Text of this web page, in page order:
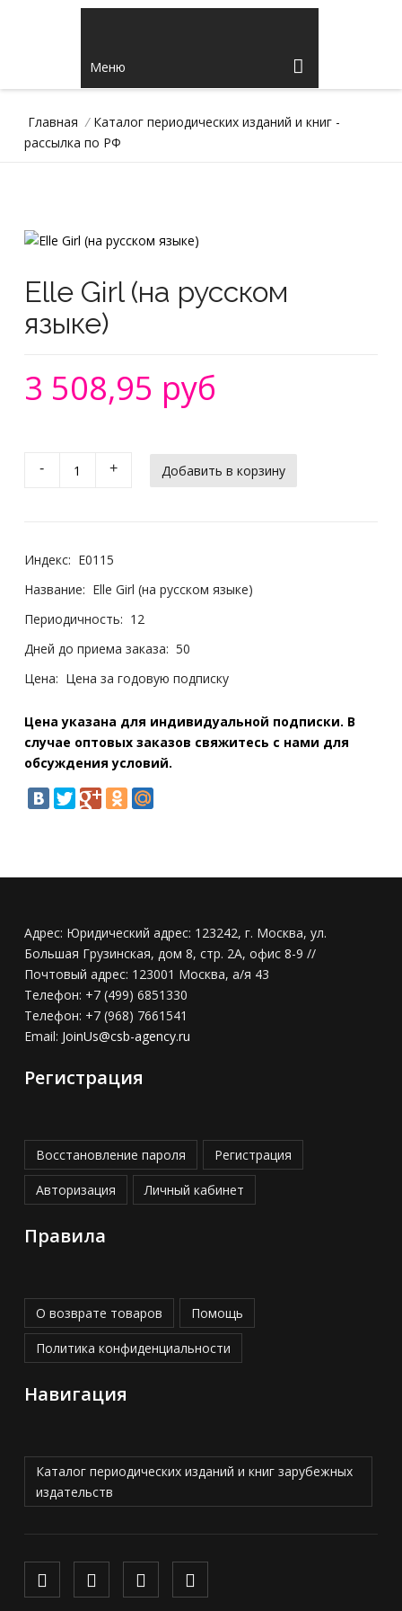
Меню
Главная / Каталог периодических изданий и книг -
рассылка по РФ
Elle Girl (на русском
языке)
3 508,95 руб
- +
Индекс: E0115
Название: Elle Girl (на русском языке)
Периодичность: 12
Дней до приема заказа: 50
Цена: Цена за годовую подписку
Цена указана для индивидуальной подписки. В
случае оптовых заказов свяжитесь с нами для
обсуждения условий.
Адрес: Юридический адрес: 123242, г. Москва, ул.
Большая Грузинская, дом 8, стр. 2А, офис 8-9 //
Почтовый адрес: 123001 Москва, а/я 43
Телефон: +7 (499) 6851330
Телефон: +7 (968) 7661541
Email: JoinUs@csb-agency.ru
Регистрация
Восстановление пароля Регистрация
Авторизация Личный кабинет
Правила
О возврате товаров Помощь
Политика конфиденциальности
Навигация
Каталог периодических изданий и книг зарубежных
издательств